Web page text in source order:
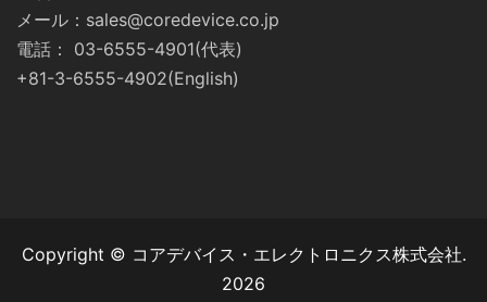
メール：sales@coredevice.co.jp
電話： 03-6555-4901(代表)
+81-3-6555-4902(English)
Copyright © コアデバイス・エレクトロニクス株式会社.
2026